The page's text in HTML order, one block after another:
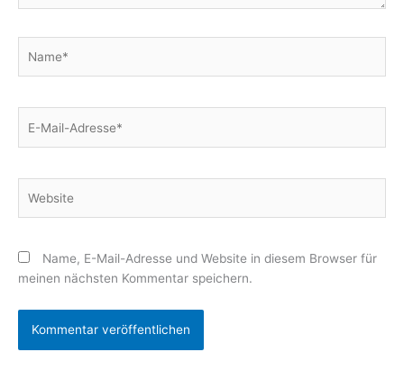
Mail-
Name, E-Mail-Adresse und Website in diesem Browser für
meinen nächsten Kommentar speichern.